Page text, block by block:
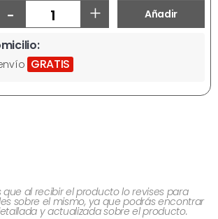
- + Añadir
GRATIS
al recibir el producto lo revises para
sobre el mismo, ya que podrás encontrar
y actualizada sobre el producto.